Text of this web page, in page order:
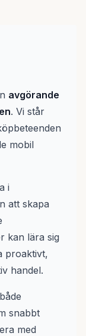
avgörande
. Vi står
mobil
i
att skapa
kan lära sig
proaktivt,
handel.
snabbt
med